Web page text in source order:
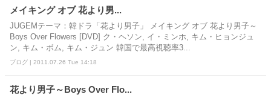
メイキング オブ 花より男...
JUGEMテーマ：韓ドラ「花より男子」 メイキング オブ 花より男子～
Boys Over Flowers [DVD] ク・ヘソン, イ・ミンホ, キム・ヒョンジュ
ン, キム・ボム, キム・ジュン 韓国で最高視聴率3...
ブログ | 2011.07.26 Tue 14:18
花より男子～Boys Over Flo...